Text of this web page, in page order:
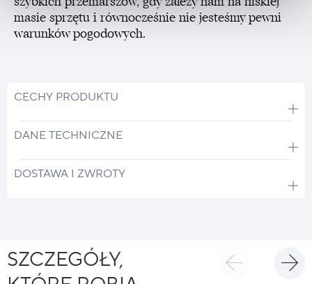
masie sprzętu i równocześnie nie jesteśmy pewni
warunków pogodowych.
CECHY PRODUKTU
DANE TECHNICZNE
DOSTAWA I ZWROTY
SZCZEGÓŁY,